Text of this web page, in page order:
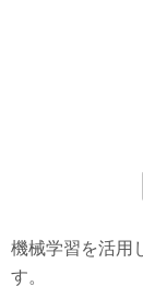
機械学習を活用
す。